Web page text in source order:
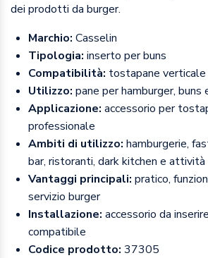
dei prodotti da burger.
Marchio: Casselin
Tipologia: inserto per buns
Compatibilità: tostapane
Utilizzo: pane per hamburger, buns
Applicazione: accessorio per
professionale
Ambiti di utilizzo: hamburgerie,
bar, ristoranti, dark kitchen e attività
Vantaggi principali: pratico,
servizio burger
Installazione: accessorio da
compatibile
Codice prodotto: 37305